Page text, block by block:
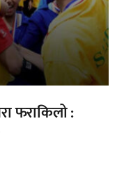
फराकिलो :